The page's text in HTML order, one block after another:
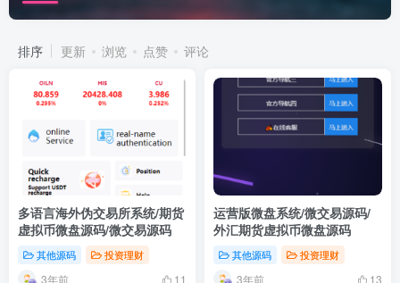
排序 更新 浏览 点赞 评论
多语言海外伪交易所系统/期货
虚拟币微盘源码/微交易源码
其他源码 投资理财
3年前 11
运营版微盘系统/微交易源码/
外汇期货虚拟币微盘源码
其他源码 投资理财
3年前 13